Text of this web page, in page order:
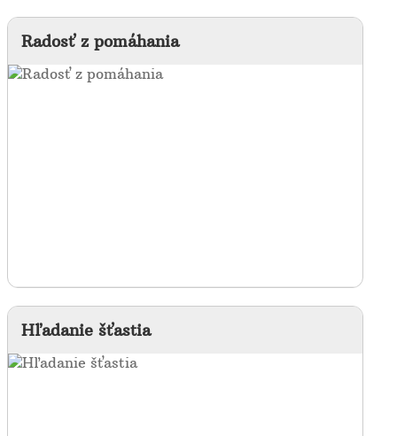
Radosť z pomáhania
Hľadanie šťastia